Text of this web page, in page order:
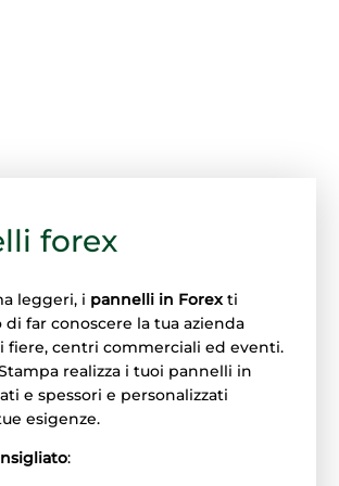
forex
leggeri, i pannelli in Forexti
far conoscere la tua azienda
fiere, centri commerciali ed eventi.
Stampa realizza i tuoi pannelli in
e spessori e personalizzati
esigenze.
: